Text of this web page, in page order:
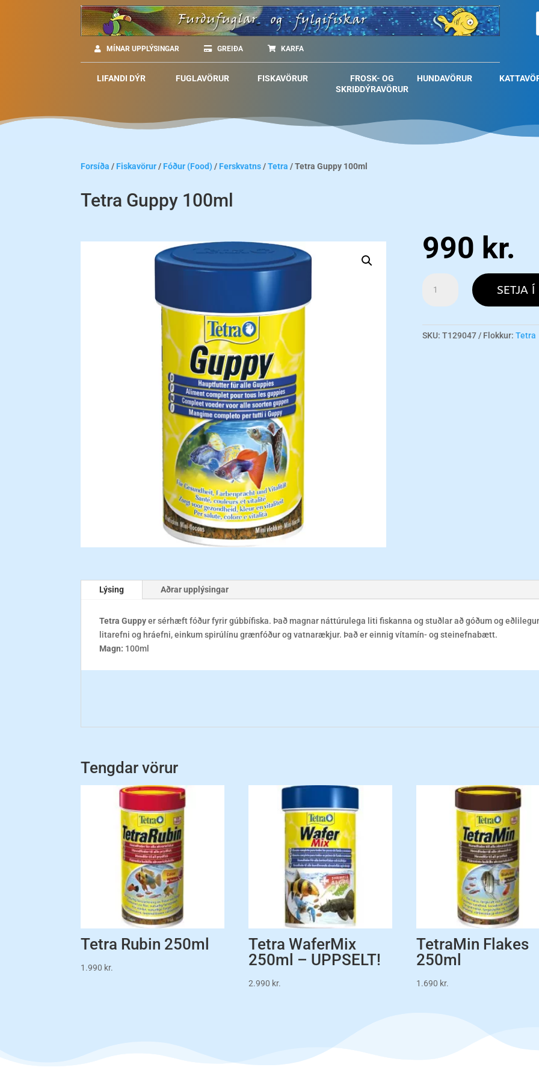
MÍNAR UPPLÝSINGAR GREIÐA KARFA
LIFANDI DÝR FUGLAVÖRUR FISKAVÖRUR
FROSK- OG
SKRIÐDÝRAVÖRUR
HUNDAVÖRUR
Forsíða / Fiskavörur/ Fóður (Food) / Ferskvatns/Tetra / Tetra Guppy 100ml
Tetra Guppy 100ml
990 kr.
Guppy
SETJA Í
SKU: T129047 Flokkur: Tetra
Lýsing Aðrar upplýsingar
Tetra Guppyer sérhæft fóður fyrir gúbbífiska. Það magnar náttúrulega liti fiskanna og stuðlar að góðum og
litarefni og hráefni, einkum spirúlínu grænfóður og vatnarækjur. Það er einnig vítamín- og steinefnabætt.
Magn: 100ml
Tengdar vörur
Tetra Rubin 250ml
1.990 kr.
Tetra WaferMix
250ml – UPPSELT!
2.990 kr.
TetraMin Flakes
250ml
1.690 kr.